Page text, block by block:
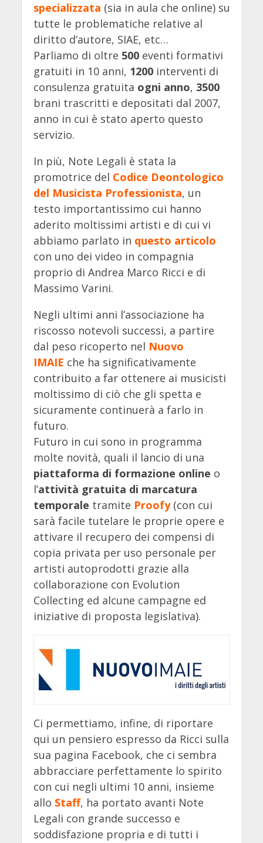
specializzata (sia in aula che online) su
tutte le problematiche relative al
diritto d’autore, SIAE, etc…
Parliamo di oltre 500 eventi formativi
gratuiti in 10 anni, 1200 interventi di
consulenza gratuita ogni anno, 3500
brani trascritti e depositati dal 2007,
anno in cui è stato aperto questo
servizio.
In più, Note Legali è stata la
promotrice del Codice Deontologico
del Musicista Professionista, un
testo importantissimo cui hanno
aderito moltissimi artisti e di cui vi
abbiamo parlato in questo articolo
con uno dei video in compagnia
proprio di Andrea Marco Ricci e di
Massimo Varini.
Negli ultimi anni l’associazione ha
riscosso notevoli successi, a partire
dal peso ricoperto nel Nuovo
IMAIE che ha significativamente
contribuito a far ottenere ai musicisti
moltissimo di ciò che gli spetta e
sicuramente continuerà a farlo in
futuro.
Futuro in cui sono in programma
molte novità, quali il lancio di una
piattaforma di formazione online o
l’attività gratuita di marcatura
temporale tramite Proofy (con cui
sarà facile tutelare le proprie opere e
attivare il recupero dei compensi di
copia privata per uso personale per
artisti autoprodotti grazie alla
collaborazione con Evolution
Collecting ed alcune campagne ed
iniziative di proposta legislativa).
Ci permettiamo, infine, di riportare
qui un pensiero espresso da Ricci sulla
sua pagina Facebook, che ci sembra
abbracciare perfettamente lo spirito
con cui negli ultimi 10 anni, insieme
allo Staff, ha portato avanti Note
Legali con grande successo e
soddisfazione propria e di tutti i